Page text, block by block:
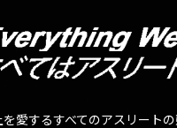
を愛するすべてのアスリート